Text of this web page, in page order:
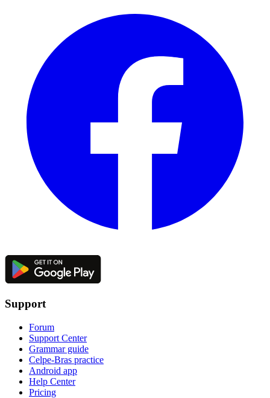
Support
Forum
Support Center
Grammar guide
Celpe-Bras practice
Android app
Help Center
Pricing